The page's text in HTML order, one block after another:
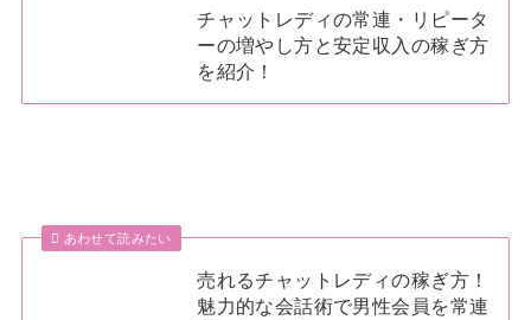
チャットレディの常連・リピータ
ーの増やし方と安定収入の稼ぎ方
を紹介！
あわせて読みたい
売れるチャットレディの稼ぎ方！
魅力的な会話術で男性会員を常連